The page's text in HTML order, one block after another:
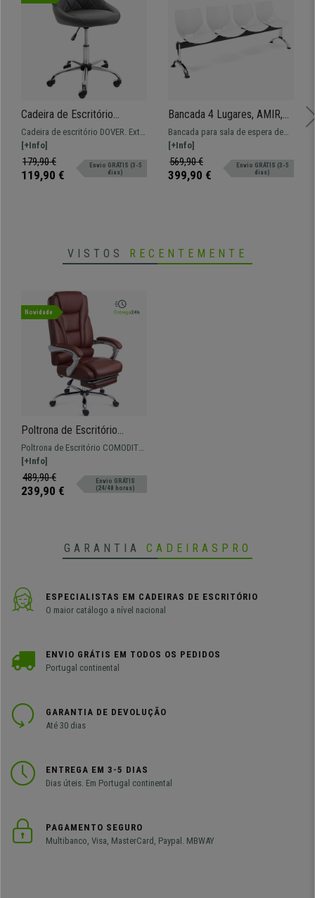
Design com formas ergonómicas
• Acolchoado denso e cómodo
Base metálica muito estável e resistent
Cadeira de Escritório
DOVER, Design Moderno e
Elegante, Estrutura Metálica,
em Pele, cor Cinzento
Cadeira de escritório DOVER. Extra
conforto devido ao seu assento
acolchoados.
[+Info]
179,90 €
119,90 €
Envio GRÁTIS (3-5
dias)
Bancada 4 Lugares, AMIR,
Estructura Metálica, Em
Plástico, Cor Branco
Bancada para sala de espera de
208x50 cm com estructura
metálica e assentos em plástico.
Muito resistente, grande
comodidade. Disponível em várias
[+Info]
569,90 €
399,90 €
Envio GRÁTIS (3-5
dias)
VISTOS RECENTEMENTE
Novidade
Poltrona de Escritório
COMODITY, Acolchoado de
Alta Densidade, Apoia Pés
Extensível, em Pele
Castanha
Poltrona de Escritório COMODITY.
Reclinável e com apoia pés
extensível, é a poltrona ideal para
quem busca qualidade e máximo
conforto
[+Info]
489,90 €
239,90 €
Envio GRÁTIS
(24/48 horas)
GARANTIA CADEIRASPRO
ESPECIALISTAS EM CADEIRAS DE ESCRITÓRIO
O maior catálogo a nível nacional
ENVIO GRÁTIS EM TODOS OS PEDIDOS
Portugal continental
GARANTIA DE DEVOLUÇÃO
Até 30 dias
ENTREGA EM 3-5 DIAS
Dias úteis. Em Portugal continental
PAGAMENTO SEGURO
Multibanco, Visa, MasterCard, Paypal. MBWAY